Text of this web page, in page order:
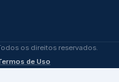
os direitos reservados.
de Uso